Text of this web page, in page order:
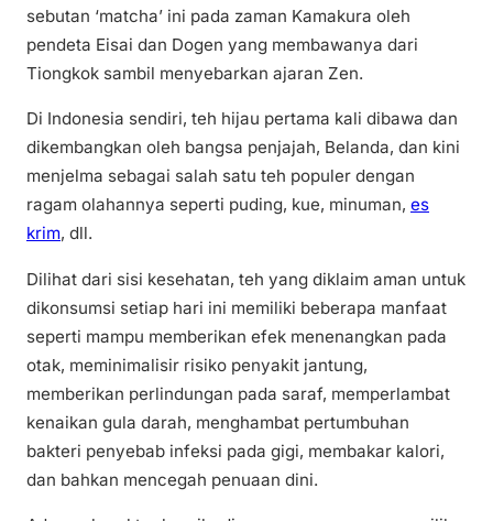
sebutan ‘matcha’ ini pada zaman Kamakura oleh
pendeta Eisai dan Dogen yang membawanya dari
Tiongkok sambil menyebarkan ajaran Zen.
Di Indonesia sendiri, teh hijau pertama kali dibawa dan
dikembangkan oleh bangsa penjajah, Belanda, dan kini
menjelma sebagai salah satu teh populer dengan
ragam olahannya seperti puding, kue, minuman, es
krim, dll.
Dilihat dari sisi kesehatan, teh yang diklaim aman untuk
dikonsumsi setiap hari ini memiliki beberapa manfaat
seperti mampu memberikan efek menenangkan pada
otak, meminimalisir risiko penyakit jantung,
memberikan perlindungan pada saraf, memperlambat
kenaikan gula darah, menghambat pertumbuhan
bakteri penyebab infeksi pada gigi, membakar kalori,
dan bahkan mencegah penuaan dini.